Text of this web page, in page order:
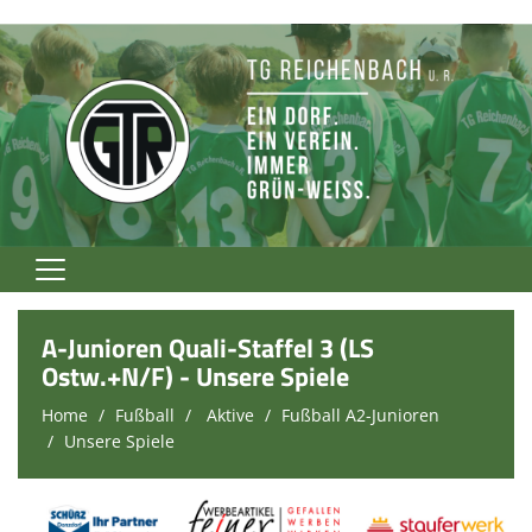
Home
TG Rockt!
Vereinsnews
Fußball
A-Junioren Quali-Staffel 3 (LS
Ostw.+N/F) - Unsere Spiele
Home Fußball Aktive
Fußball A2-Junioren
Unsere Spiele